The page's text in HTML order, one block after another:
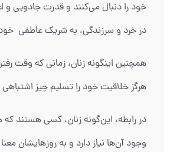
خود را دنبال می‌کنند و قدرت جادویی و
در خرد و سرزندگی، به شریک عاطفی
همچنین اینگونه زنان، زمانی که وقت
هرگز خلاقیت خود را تسلیم چیز
در رابطه، این‌گونه زنان، کسی هستند که
وجود آن‌ها نیاز دارد و به روزهایشان